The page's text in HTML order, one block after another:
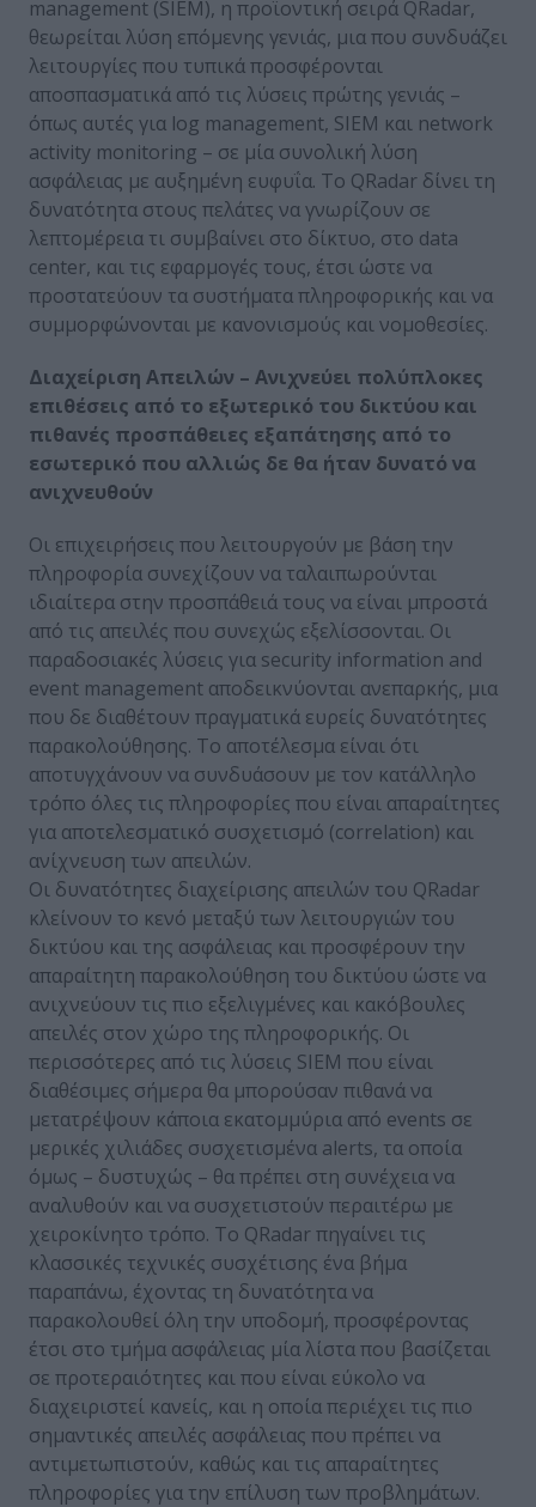
management (SIEM), η προϊοντική σειρά QRadar,
θεωρείται λύση επόμενης γενιάς, μια που συνδυάζει
λειτουργίες που τυπικά προσφέρονται
αποσπασματικά από τις λύσεις πρώτης γενιάς –
όπως αυτές για log management, SIEM και network
activity monitoring – σε μία συνολική λύση
ασφάλειας με αυξημένη ευφυΐα. Το QRadar δίνει τη
δυνατότητα στους πελάτες να γνωρίζουν σε
λεπτομέρεια τι συμβαίνει στο δίκτυο, στο data
center, και τις εφαρμογές τους, έτσι ώστε να
προστατεύουν τα συστήματα πληροφορικής και να
συμμορφώνονται με κανονισμούς και νομοθεσίες.
Διαχείριση Απειλών – Ανιχνεύει πολύπλοκες
επιθέσεις από το εξωτερικό του δικτύου και
πιθανές προσπάθειες εξαπάτησης από το
εσωτερικό που αλλιώς δε θα ήταν δυνατό να
ανιχνευθούν
Οι επιχειρήσεις που λειτουργούν με βάση την
πληροφορία συνεχίζουν να ταλαιπωρούνται
ιδιαίτερα στην προσπάθειά τους να είναι μπροστά
από τις απειλές που συνεχώς εξελίσσονται. Οι
παραδοσιακές λύσεις για security information and
event management αποδεικνύονται ανεπαρκής, μια
που δε διαθέτουν πραγματικά ευρείς δυνατότητες
παρακολούθησης. Το αποτέλεσμα είναι ότι
αποτυγχάνουν να συνδυάσουν με τον κατάλληλο
τρόπο όλες τις πληροφορίες που είναι απαραίτητες
για αποτελεσματικό συσχετισμό (correlation) και
ανίχνευση των απειλών.
Οι δυνατότητες διαχείρισης απειλών του QRadar
κλείνουν το κενό μεταξύ των λειτουργιών του
δικτύου και της ασφάλειας και προσφέρουν την
απαραίτητη παρακολούθηση του δικτύου ώστε να
ανιχνεύουν τις πιο εξελιγμένες και κακόβουλες
απειλές στον χώρο της πληροφορικής. Οι
περισσότερες από τις λύσεις SIEM που είναι
διαθέσιμες σήμερα θα μπορούσαν πιθανά να
μετατρέψουν κάποια εκατομμύρια από events σε
μερικές χιλιάδες συσχετισμένα alerts, τα οποία
όμως – δυστυχώς – θα πρέπει στη συνέχεια να
αναλυθούν και να συσχετιστούν περαιτέρω με
χειροκίνητο τρόπο. Το QRadar πηγαίνει τις
κλασσικές τεχνικές συσχέτισης ένα βήμα
παραπάνω, έχοντας τη δυνατότητα να
παρακολουθεί όλη την υποδομή, προσφέροντας
έτσι στο τμήμα ασφάλειας μία λίστα που βασίζεται
σε προτεραιότητες και που είναι εύκολο να
διαχειριστεί κανείς, και η οποία περιέχει τις πιο
σημαντικές απειλές ασφάλειας που πρέπει να
αντιμετωπιστούν, καθώς και τις απαραίτητες
πληροφορίες για την επίλυση των προβλημάτων.